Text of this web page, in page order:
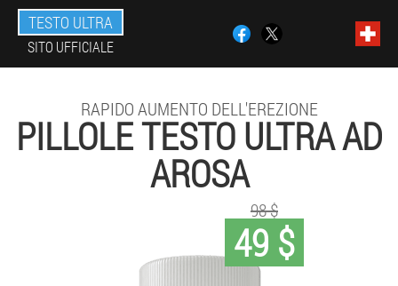
TESTO ULTRA
SITO UFFICIALE
RAPIDO AUMENTO DELL'EREZIONE
PILLOLE TESTO ULTRA AD
AROSA
49 $
98 $